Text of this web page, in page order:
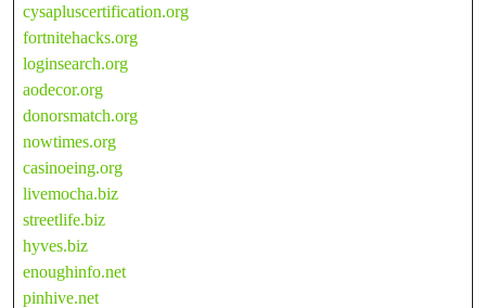
cysapluscertification.org
fortnitehacks.org
loginsearch.org
aodecor.org
donorsmatch.org
nowtimes.org
casinoeing.org
livemocha.biz
streetlife.biz
hyves.biz
enoughinfo.net
pinhive.net